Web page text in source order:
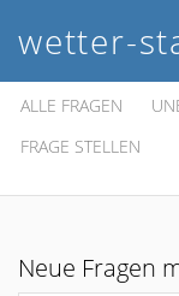
wetter-
ALLE FRAGEN
FRAGE STELLEN
Neue Fragen